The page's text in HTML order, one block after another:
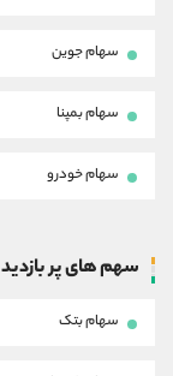
سهام جوین
سهام بمپنا
سهام خودرو
سهم های پر بازدید
سهام بتک